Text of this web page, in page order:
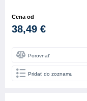
Cena od
38,49 €
Porovnať
Pridať do zoznamu